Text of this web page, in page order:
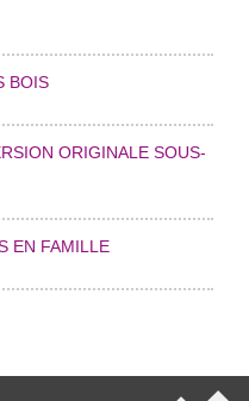
BOIS
ORIGINALE SOUS-
EN FAMILLE